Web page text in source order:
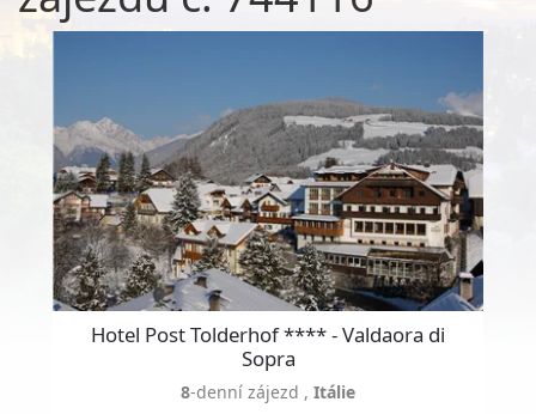
Hotel Post Tolderhof **** - Valdaora di
Sopra
8-denní zájezd , Itálie